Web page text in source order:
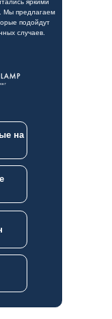
яркими
Мы предлагаем
подойдут
случаев.
на